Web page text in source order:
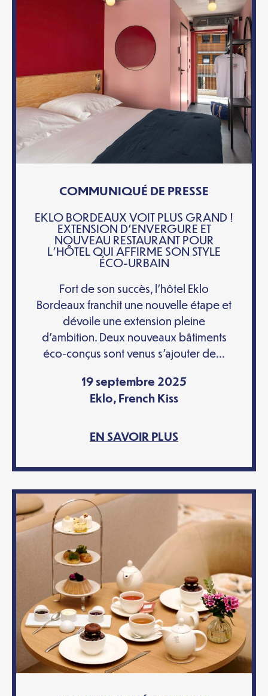
COMMUNIQUÉ DE PRESSE
EKLO BORDEAUX VOIT PLUS GRAND !
EXTENSION D’ENVERGURE ET
NOUVEAU RESTAURANT POUR
L’HÔTEL QUI AFFIRME SON STYLE
ÉCO-URBAIN
Fort de son succès, l’hôtel Eklo
Bordeaux franchit une nouvelle étape et
dévoile une extension pleine
d’ambition. Deux nouveaux bâtiments
éco-conçus sont venus s’ajouter de...
19 septembre 2025
Eklo, French Kiss
EN SAVOIR PLUS